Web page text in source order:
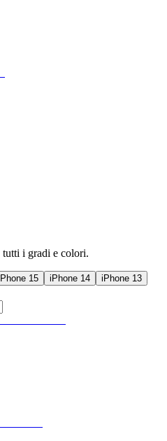
i gradi e colori.
15 iPhone 14
iPhone 13